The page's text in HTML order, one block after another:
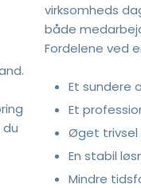
virksomheds
både
Fordelene ved
Et sundere
Et
Øget trivsel
En stabil
​Mindre